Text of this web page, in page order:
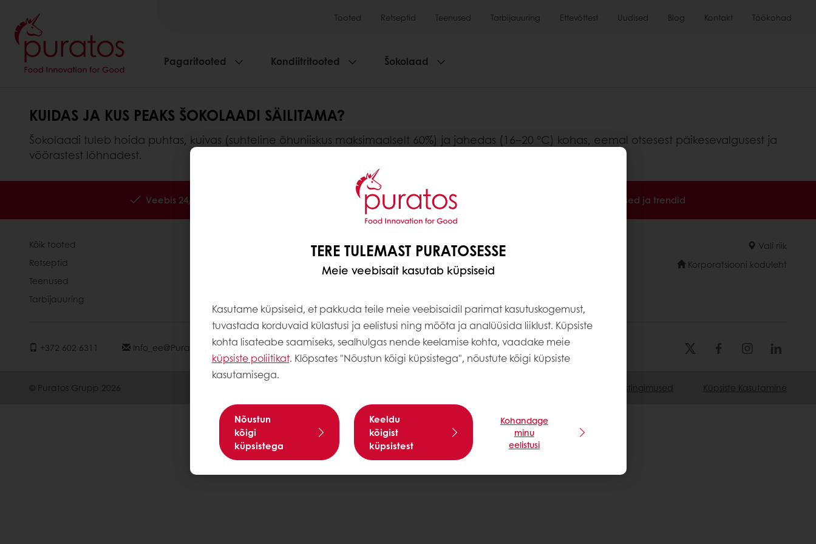
Tooted Retseptid Teenused Tarbijauuring Ettevõttest Uudised Blog Kontakt Töökohad
Pagaritooted Kondiitritooted Šokolaad
KUIDAS JA KUS PEAKS ŠOKOLAADI SÄILITAMA?
Šokolaadi tuleb hoida puhtas, kuivas (suhteline õhuniiskus maksimaalselt 60%) ja jahedas (16–20 °C) kohas, eemal otsesest päikesevalgusest ja
võõrastest lõhnadest.
TERE TULEMAST PURATOSESSE
Meie veebisait kasutab küpsiseid
Kasutame küpsiseid, et pakkuda teile meie veebisaidil parimat kasutuskogemust,
tuvastada korduvaid külastusi ja eelistusi ning mõõta ja analüüsida liiklust. Küpsiste
kohta lisateabe saamiseks, sealhulgas nende keelamise kohta, vaadake meie
küpsiste poliitikat. Klõpsates "Nõustun kõigi küpsistega", nõustute kõigi küpsiste
kasutamisega.
Nõustun
kõigi
küpsistega
Keeldu
kõigist
küpsistest
Kohandage
minu
eelistusi
Veebis 24/7 Inspireerivad retseptid Uudised ja trendid
Kõik tooted
Retseptid
Teenused
Tarbijauuring
Vali riik
Korporatsiooni koduleht
+372 602 6311 Info_ee@puratos.com
© Puratos Grupp 2026 Reeglid Ja Kasutustingimused Küpsiste Kasutamine